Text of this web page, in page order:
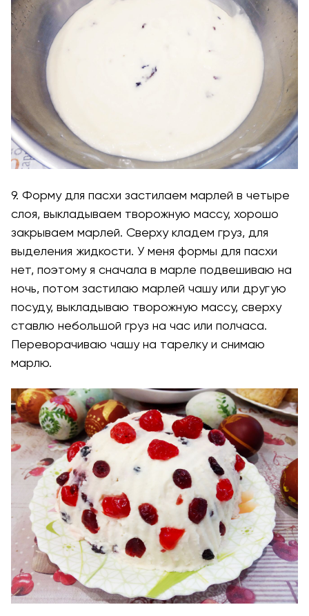
9. Форму для пасхи застилаем марлей в четыре
слоя, выкладываем творожную массу, хорошо
закрываем марлей. Сверху кладем груз, для
выделения жидкости. У меня формы для пасхи
нет, поэтому я сначала в марле подвешиваю на
ночь, потом застилаю марлей чашу или другую
посуду, выкладываю творожную массу, сверху
ставлю небольшой груз на час или полчаса.
Переворачиваю чашу на тарелку и снимаю
марлю.